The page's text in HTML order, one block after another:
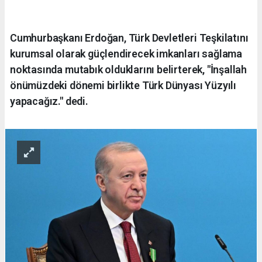
Cumhurbaşkanı Erdoğan, Türk Devletleri Teşkilatını
kurumsal olarak güçlendirecek imkanları sağlama
noktasında mutabık olduklarını belirterek, "İnşallah
önümüzdeki dönemi birlikte Türk Dünyası Yüzyılı
yapacağız." dedi.